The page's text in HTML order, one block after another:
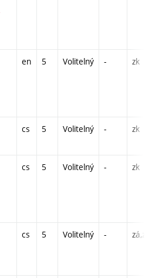
en 5 Volitelný - zk
cs 5 Volitelný - zk
cs 5 Volitelný - zk
cs 5 Volitelný - zá,zk